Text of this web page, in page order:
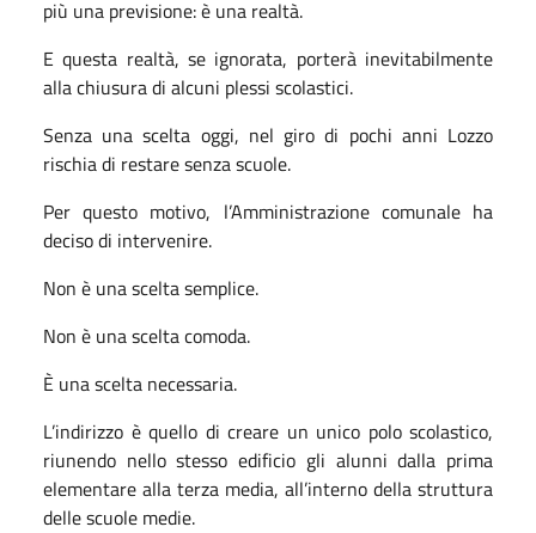
più una previsione: è una realtà.
E questa realtà, se ignorata, porterà inevitabilmente
alla chiusura di alcuni plessi scolastici.
Senza una scelta oggi, nel giro di pochi anni Lozzo
rischia di restare senza scuole.
Per questo motivo, l’Amministrazione comunale ha
deciso di intervenire.
Non è una scelta semplice.
Non è una scelta comoda.
È una scelta necessaria.
L’indirizzo è quello di creare un unico polo scolastico,
riunendo nello stesso edificio gli alunni dalla prima
elementare alla terza media, all’interno della struttura
delle scuole medie.